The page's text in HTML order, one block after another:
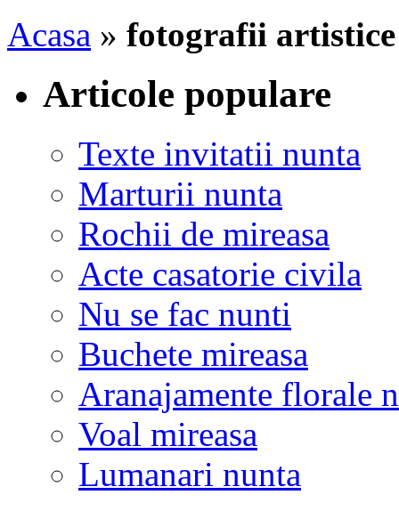
Acasa » fotografii
Articole populare
Texte invitatii nunta
Marturii nunta
Rochii de mireasa
Acte casatorie civila
Nu se fac nunti
Buchete mireasa
Aranajamente florale
Voal mireasa
Lumanari nunta